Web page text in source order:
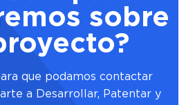
sobre
que podamos contactar
a Desarrollar, Patentar y